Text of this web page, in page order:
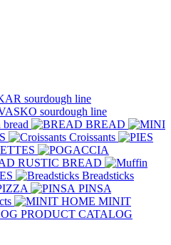
sourdough line
sourdough line
bread
BREAD
Croissants
RUSTIC BREAD
Breadsticks
PINSA
MINIT
PRODUCT CATALOG